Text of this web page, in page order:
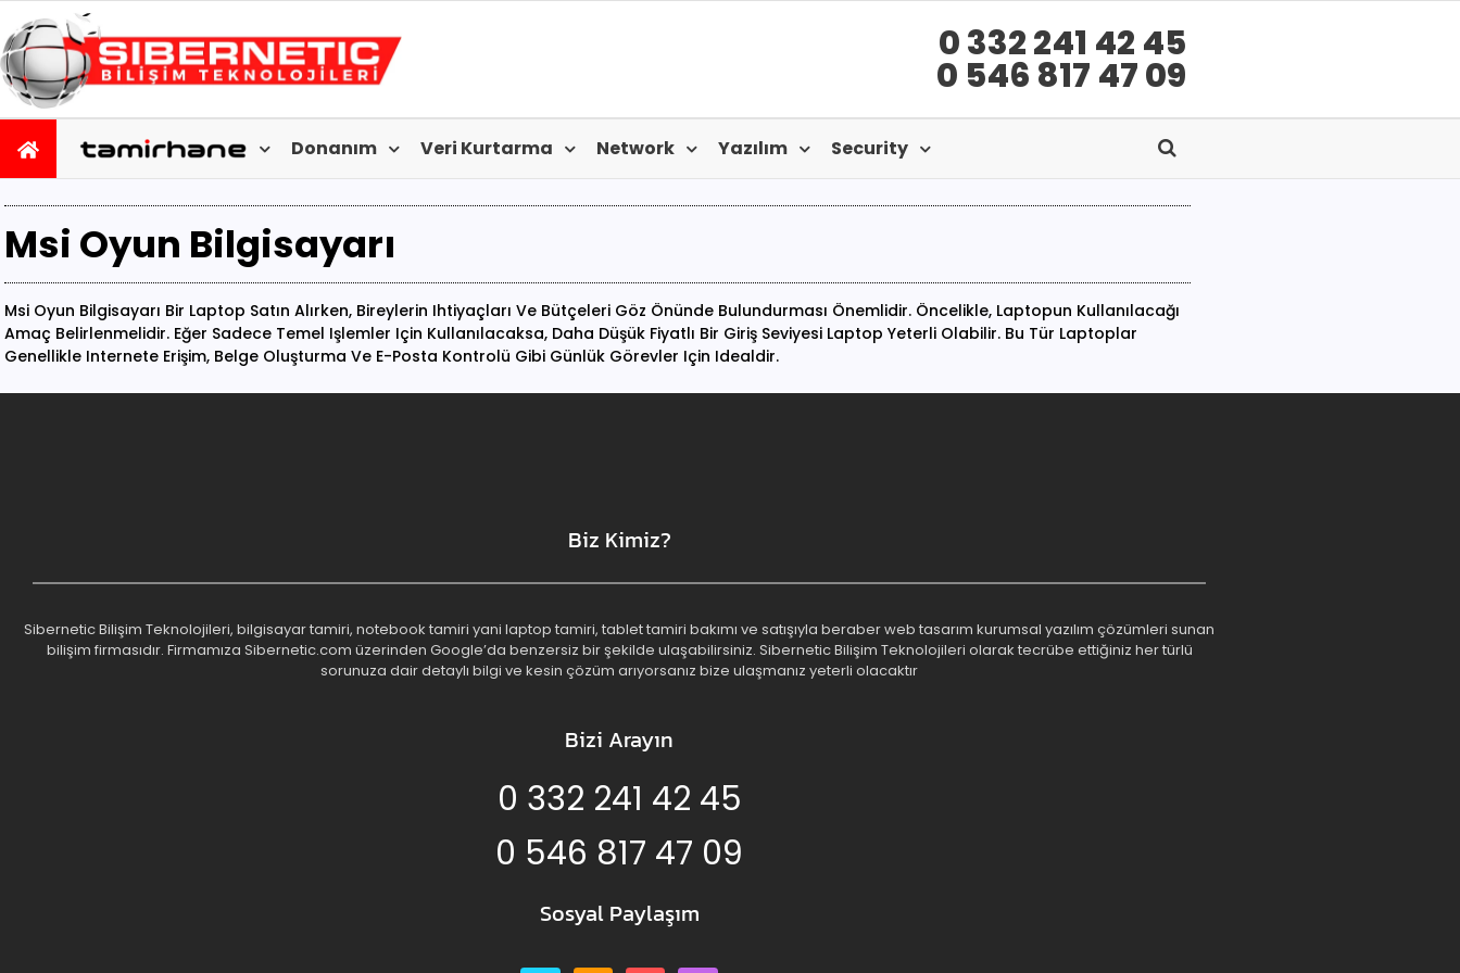
0 332 241 42 45
0 546 817 47 09
Donanım Veri Kurtarma Network Yazılım Security
Msi Oyun Bilgisayarı
Msi Oyun Bilgisayarı Bir Laptop Satın Alırken, Bireylerin Ihtiyaçları Ve Bütçeleri Göz Önünde Bulundurması Önemlidir. Öncelikle, Laptopun Kullanılacağı
Amaç Belirlenmelidir. Eğer Sadece Temel Işlemler Için Kullanılacaksa, Daha Düşük Fiyatlı Bir Giriş Seviyesi Laptop Yeterli Olabilir. Bu Tür Laptoplar
Genellikle Internete Erişim, Belge Oluşturma Ve E-Posta Kontrolü Gibi Günlük Görevler Için Idealdir.
Biz Kimiz?
Sibernetic Bilişim Teknolojileri, bilgisayar tamiri, notebook tamiri yani laptop tamiri, tablet tamiri bakımı ve satışıyla beraber web tasarım kurumsal yazılım çözümleri sunan
bilişim firmasıdır. Firmamıza Sibernetic.com üzerinden Google’da benzersiz bir şekilde ulaşabilirsiniz. Sibernetic Bilişim Teknolojileri olarak tecrübe ettiğiniz her türlü
sorunuza dair detaylı bilgi ve kesin çözüm arıyorsanız bize ulaşmanız yeterli olacaktır
Bizi Arayın
0 332 241 42 45
0 546 817 47 09
Sosyal Paylaşım